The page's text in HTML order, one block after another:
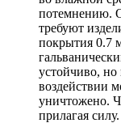
потемнению.
требуют
покрытия 0.7
устойчиво,
воздействии
уничтожено.
прилагая силу.